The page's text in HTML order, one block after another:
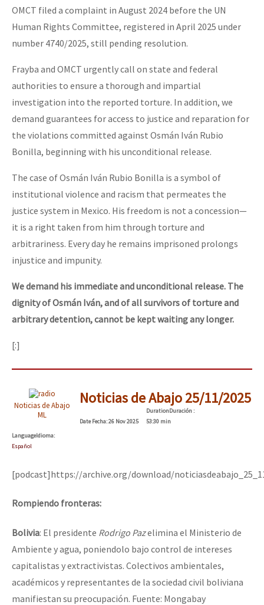
OMCT filed a complaint in August 2024 before the UN
Human Rights Committee, registered in April 2025 under
number 4740/2025, still pending resolution.
Frayba and OMCT urgently call on state and federal
authorities to ensure a thorough and impartial
investigation into the reported torture. In addition, we
demand guarantees for access to justice and reparation for
the violations committed against Osmán Iván Rubio
Bonilla, beginning with his unconditional release.
The case of Osmán Iván Rubio Bonilla is a symbol of
institutional violence and racism that permeates the
justice system in Mexico. His freedom is not a concession—
it is a right taken from him through torture and
arbitrariness. Every day he remains imprisoned prolongs
injustice and impunity.
We demand his immediate and unconditional release. The
dignity of Osmán Iván, and of all survivors of torture and
arbitrary detention, cannot be kept waiting any longer.
[:]
Noticias de Abajo
ML
Noticias de Abajo 25/11/2025
DateFecha: 26 Nov 2025
DurationDuración:
53:30 min
LanguageIdioma:
Español
[podcast]https://archive.org/download/
Rompiendo fronteras:
Bolivia: El presidente Rodrigo Pazelimina el Ministerio de
Ambiente y agua, poniendolo bajo control de intereses
capitalistas y extractivistas. Colectivos ambientales,
académicos y representantes de la sociedad civil boliviana
manifiestan su preocupación. Fuente: Mongabay